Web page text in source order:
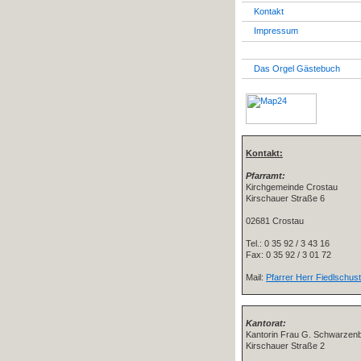
Kontakt
Impressum
Das Orgel Gästebuch
Kontakt:
Pfarramt:
Kirchgemeinde Crostau
Kirschauer Straße 6
02681 Crostau
Tel.: 0 35 92 / 3 43 16
Fax: 0 35 92 / 3 01 72
Mail: Pfarrer Herr
Kantorat:
Kantorin Frau G.
Kirschauer Straße 2